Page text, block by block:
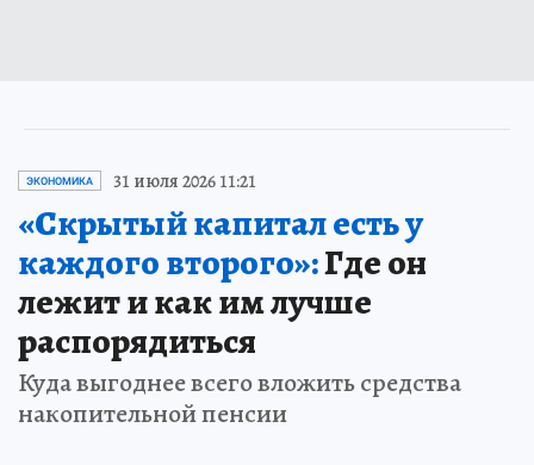
ЭКОНОМИКА 31 июля 2026 11:21
«Скрытый капитал есть у
каждого второго»:Где он
лежит и как им лучше
распорядиться
Куда выгоднее всего вложить средства
накопительной пенсии